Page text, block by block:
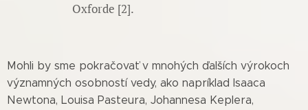
Oxforde [2].
Mohli by sme pokračovať v mnohých ďalších výrokoch
významných osobností vedy, ako napríklad Isaaca
Newtona, Louisa Pasteura, Johannesa Keplera,